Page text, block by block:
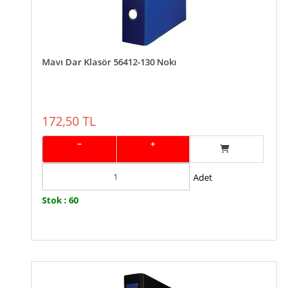
Mavı Dar Klasör 56412-130 Nokı
172,50 TL
− +
Adet
Stok : 60